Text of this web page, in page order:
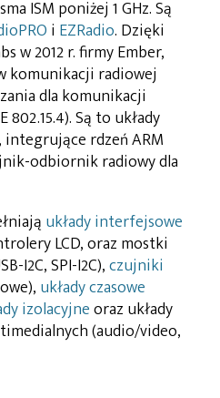
ISM poniżej 1 GHz. Są
i EZRadio. Dzięki
w 2012 r. firmy Ember,
komunikacji radiowej
dla komunikacji
802.15.4). Są to układy
integrujące rdzeń ARM
odbiornik radiowy dla
układy interfejsowe
LCD, oraz mostki
I2C, SPI-I2C),czujniki
układy czasowe
izolacyjneoraz układy
(audio/video,